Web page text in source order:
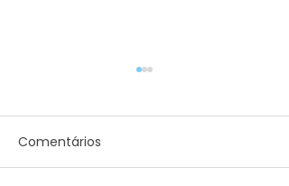
Comentários